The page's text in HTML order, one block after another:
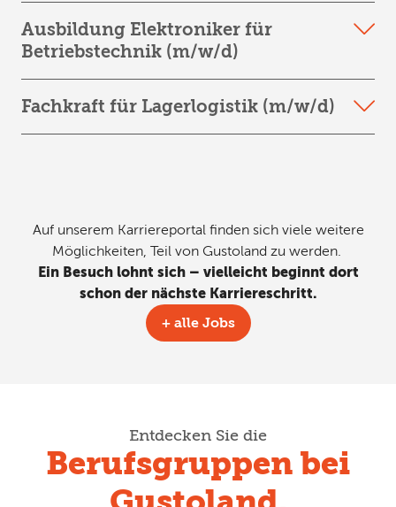
Berufseinstieg, Berufserfahrene
Festanstellung
Westfleisch SCE mbH, Standort Oer-Erkenschwick
Technik
Berufseinstieg, Berufserfahrene
Festanstellung
Ausbildung Elektroniker für
Betriebstechnik (m/w/d)
Westfleisch SCE mbH, Standort Oer-Erkenschwick
Technik
Fachkraft für Lagerlogistik (m/w/d)
Festanstellung
+ mehr erfahren
Auf unserem Karriereportal finden sich viele weitere
Möglichkeiten, Teil von Gustoland zu werden.
Ein Besuch lohnt sich – vielleicht beginnt dort
schon der nächste Karriereschritt.
+ alle Jobs
Entdecken Sie die
Berufsgruppen bei